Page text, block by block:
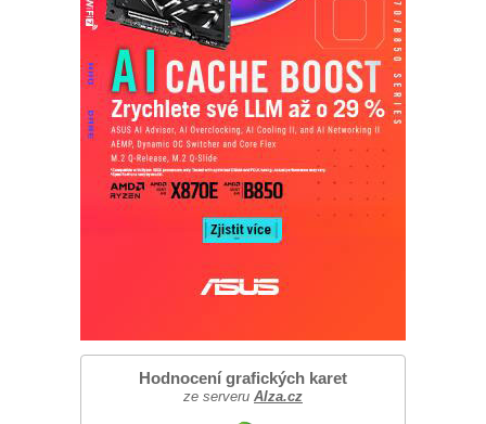
Hodnocení grafických karet
ze serveru Alza.cz